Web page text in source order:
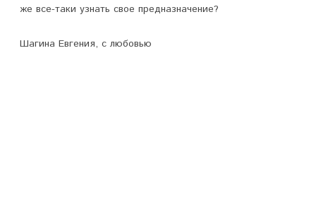
же все-таки узнать свое предназначение?
Шагина Евгения, с любовью